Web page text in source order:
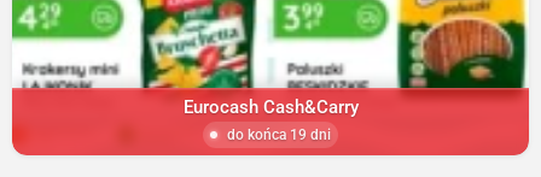
Eurocash Cash&Carry
do końca 19 dni